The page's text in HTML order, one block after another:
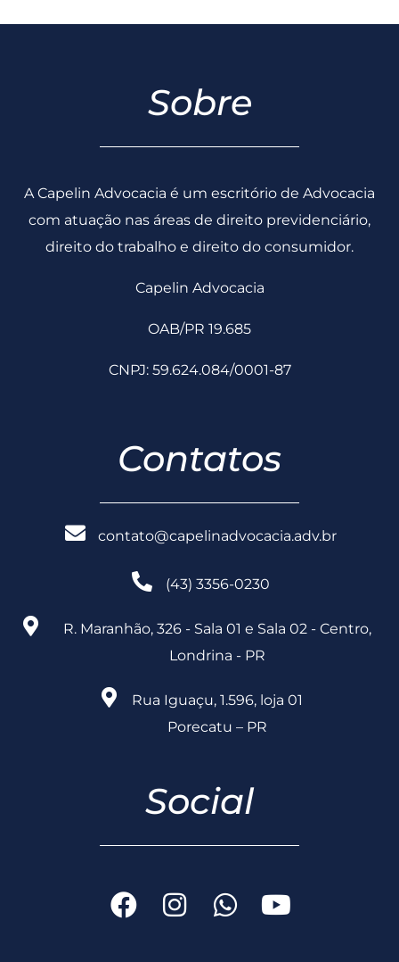
Sobre
A Capelin Advocacia é um escritório de Advocacia
com atuação nas áreas de direito previdenciário,
direito do trabalho e direito do consumidor.
Capelin Advocacia
OAB/PR 19.685
CNPJ: 59.624.084/0001-87
Contatos
contato@capelinadvocacia.adv.br
(43) 3356-0230
R. Maranhão, 326 - Sala 01 e Sala 02 - Centro,
Londrina - PR
Rua Iguaçu, 1.596, loja 01
Porecatu – PR
Social